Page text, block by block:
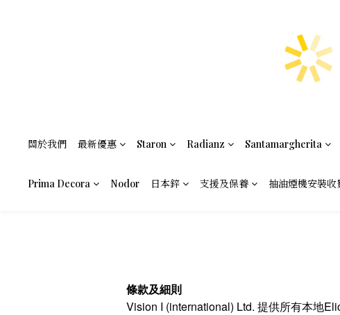
關於我們 最新優惠 Staron Radianz Santamargherita
Prima Decora Nodor 日本鋅 支援及保養 抽油煙機安裝收
條款及細則
Vision I (international) Ltd. 提供所有本地